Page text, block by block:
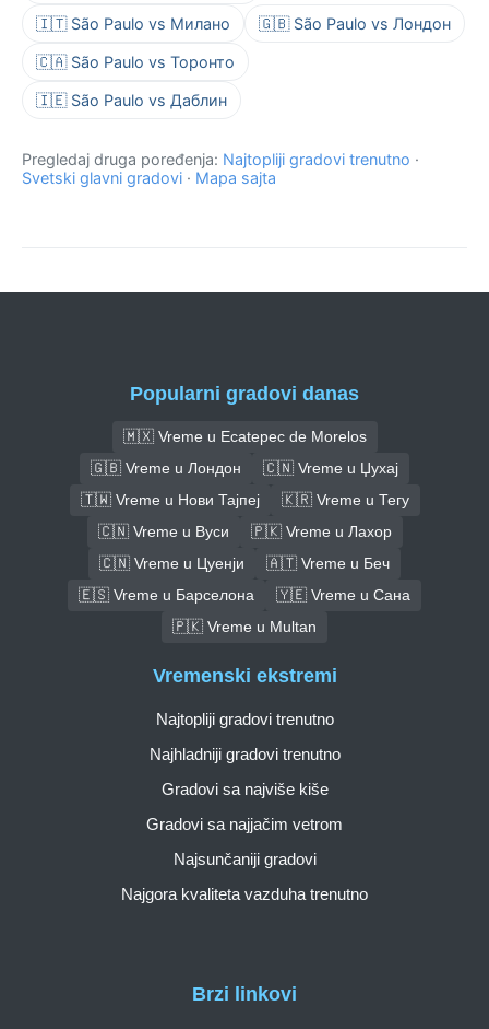
🇮🇹 São Paulo vs Милано 🇬🇧 São Paulo vs Лондон
🇨🇦 São Paulo vs Торонто
🇮🇪 São Paulo vs Даблин
Pregledaj druga poređenja: Najtopliji gradovi trenutno ·
Svetski glavni gradovi · Mapa sajta
Popularni gradovi danas
🇲🇽 Vreme u Ecatepec de Morelos
🇬🇧 Vreme u Лондон
🇨🇳 Vreme u Џухај
🇹🇼 Vreme u Нови Тајпеј
🇰🇷 Vreme u Тегу
🇨🇳 Vreme u Вуси
🇵🇰 Vreme u Лахор
🇨🇳 Vreme u Цуенји
🇦🇹 Vreme u Беч
🇪🇸 Vreme u Барселона
🇾🇪 Vreme u Сана
🇵🇰 Vreme u Multan
Brzi linkovi
Vremenski ekstremi
Najtopliji gradovi trenutno
Najhladniji gradovi trenutno
Gradovi sa najviše kiše
Gradovi sa najjačim vetrom
Najsunčaniji gradovi
Najgora kvaliteta vazduha trenutno